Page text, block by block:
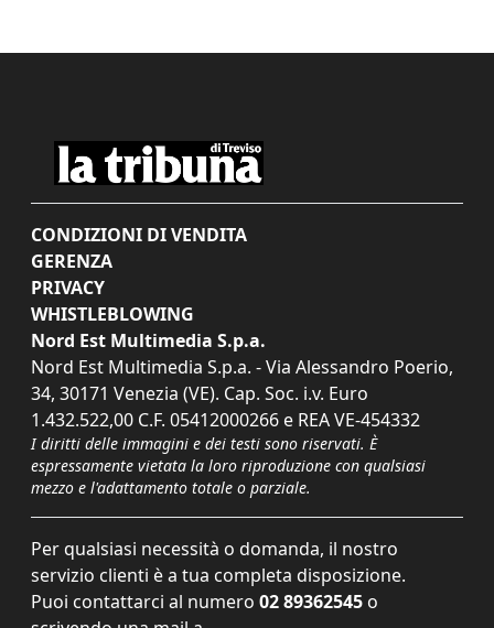
CONDIZIONI DI VENDITA
GERENZA
PRIVACY
WHISTLEBLOWING
Nord Est Multimedia S.p.a.
Nord Est Multimedia S.p.a. - Via Alessandro Poerio,
34, 30171 Venezia (VE). Cap. Soc. i.v. Euro
1.432.522,00 C.F. 05412000266 e REA VE-454332
I diritti delle immagini e dei testi sono riservati. È
espressamente vietata la loro riproduzione con qualsiasi
mezzo e l'adattamento totale o parziale.
Per qualsiasi necessità o domanda, il nostro
servizio clienti è a tua completa disposizione.
Puoi contattarci al numero 02 89362545 o